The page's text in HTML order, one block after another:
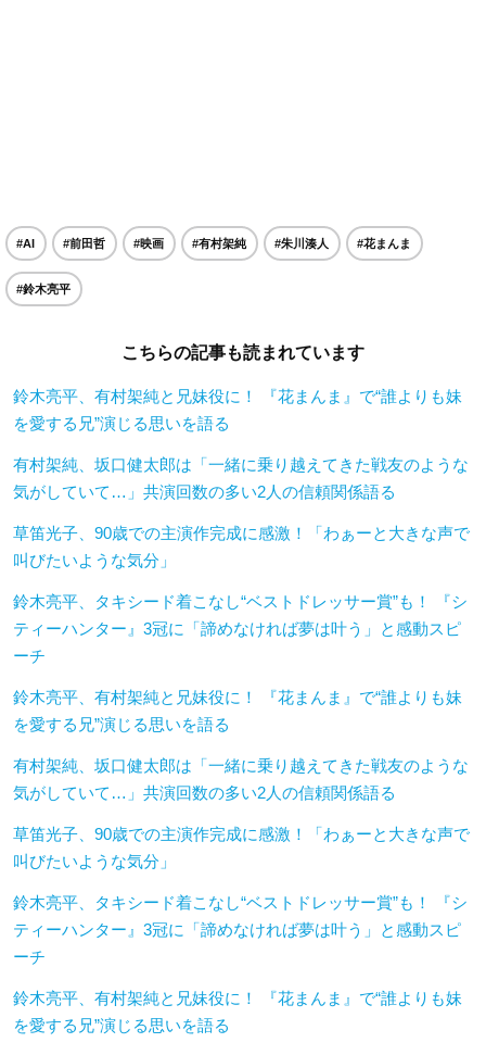
#AI #前田哲 #映画 #有村架純 #朱川湊人 #花まんま
#鈴木亮平
こちらの記事も読まれています
鈴木亮平、有村架純と兄妹役に！ 『花まんま』で“誰よりも妹
を愛する兄”演じる思いを語る
有村架純、坂口健太郎は「一緒に乗り越えてきた戦友のような
気がしていて…」共演回数の多い2人の信頼関係語る
草笛光子、90歳での主演作完成に感激！「わぁーと大きな声で
叫びたいような気分」
鈴木亮平、タキシード着こなし“ベストドレッサー賞”も！ 『シ
ティーハンター』3冠に「諦めなければ夢は叶う」と感動スピ
ーチ
鈴木亮平、有村架純と兄妹役に！ 『花まんま』で“誰よりも妹
を愛する兄”演じる思いを語る
有村架純、坂口健太郎は「一緒に乗り越えてきた戦友のような
気がしていて…」共演回数の多い2人の信頼関係語る
草笛光子、90歳での主演作完成に感激！「わぁーと大きな声で
叫びたいような気分」
鈴木亮平、タキシード着こなし“ベストドレッサー賞”も！ 『シ
ティーハンター』3冠に「諦めなければ夢は叶う」と感動スピ
ーチ
鈴木亮平、有村架純と兄妹役に！ 『花まんま』で“誰よりも妹
を愛する兄”演じる思いを語る